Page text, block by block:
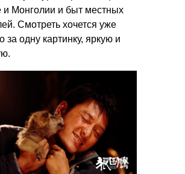
и Монголии и быт местных
Смотреть хочется уже
за одну картинку, яркую и